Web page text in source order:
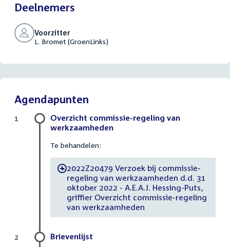
Deelnemers
Voorzitter
L. Bromet (GroenLinks)
Agendapunten
Overzicht commissie-regeling van
werkzaamheden
Te behandelen:
-2022Z20479 Verzoek bij commissie-
regeling van werkzaamheden d.d. 31
oktober 2022 - A.E.A.J. Hessing-Puts,
griffier Overzicht commissie-regeling
van werkzaamheden
1
Brievenlijst
2